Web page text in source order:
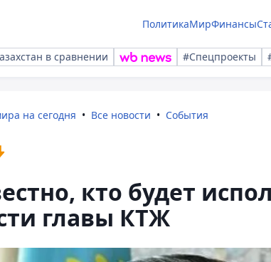
ПолитикаМирФинансы
в сравнении #Спецпроекты
на сегодня Все новости События
кто будет
главы КТЖ